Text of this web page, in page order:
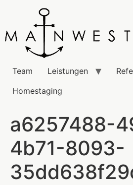
Team Leistungen
Homestaging
a6257488-
4b71-8093-